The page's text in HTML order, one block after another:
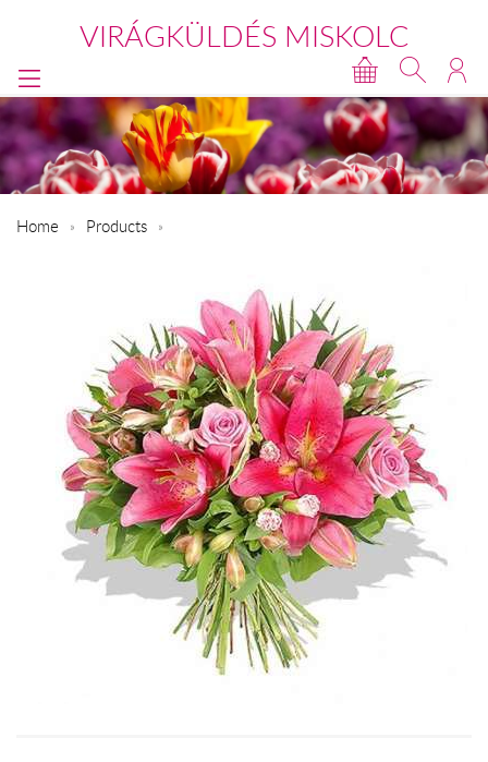
VIRÁGKÜLDÉS MISKOLC
Home Products